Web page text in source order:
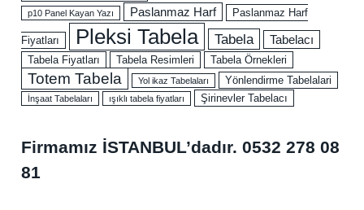
p10 Panel Kayan Yazı Paslanmaz Harf Paslanmaz Harf
Fiyatları Pleksi Tabela Tabela Tabelacı
Tabela Fiyatları Tabela Resimleri Tabela Örnekleri
Totem Tabela Yol ikaz Tabelaları Yönlendirme Tabelalari
İnşaat Tabelaları ışıklı tabela fiyatları Şirinevler Tabelacı
Firmamız İSTANBUL’dadır. 0532 278 08
81